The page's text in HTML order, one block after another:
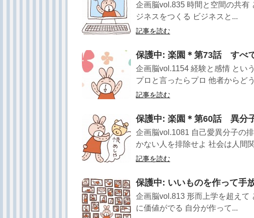
企画脳vol.835 時間と空間の共有
ジネスをつくる ビジネスと...
記事を読む
保護中: 楽園＊第73話 すべ
企画脳vol.1154 経験と感情 とい
プロと言ったらプロ 他者からど
記事を読む
保護中: 楽園＊第60話 異分
企画脳vol.1081 自己愛異分子の
かない人を排除せよ 社会は人間
記事を読む
保護中: いいものを作って手
企画脳vol.813 形而上学を超えて
に価値がでる 自分が作って...